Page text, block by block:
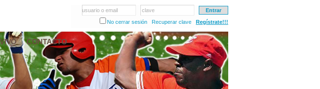
usuario o email
clave
No cerrar sesión
Recuperar clave Regístrate!!!
CONTACTO